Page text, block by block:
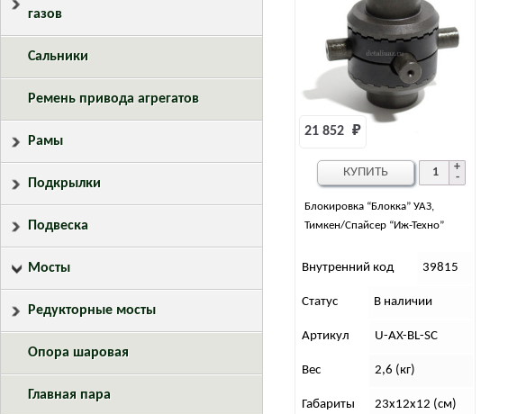
Блокировка “Блокка” УАЗ,
Тимкен/Cпайсер “Иж-Техно”
21 852 ₽
Внутренний код 39815
Статус В наличии
Артикул U-AX-BL-SC
Вес 2,6 (кг)
Габариты 23х12х12 (см)
КУПИТЬ
газов
Сальники
Ремень привода агрегатов
Рамы
Подкрылки
Подвеска
Мосты
Редукторные мосты
Опора шаровая
Главная пара